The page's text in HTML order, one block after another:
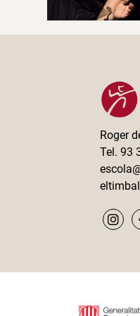
Roger
Tel. 93